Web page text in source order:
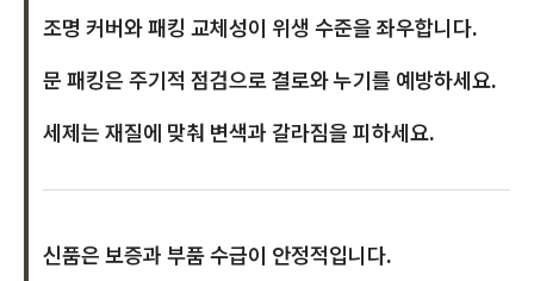
조명 커버와 패킹 교체성이 위생 수준을 좌우합니다.
문 패킹은 주기적 점검으로 결로와 누기를 예방하세요.
세제는 재질에 맞춰 변색과 갈라짐을 피하세요.
신품은 보증과 부품 수급이 안정적입니다.